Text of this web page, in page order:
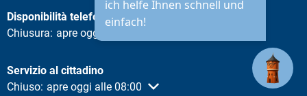
ich helfe Ihnen schnell und
einfach!
Disponibilità telefonica
Fare clic per nascondere altri orari di apertura o chiusura
Chiusura: apre oggi alle 08:30
Servizio al cittadino
Fare clic per nascondere altri orari di apertura o chiusura
Chiuso: apre oggi alle 08:00